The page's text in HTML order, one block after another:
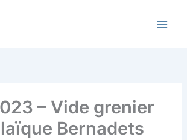
– Vide grenier
Bernadets